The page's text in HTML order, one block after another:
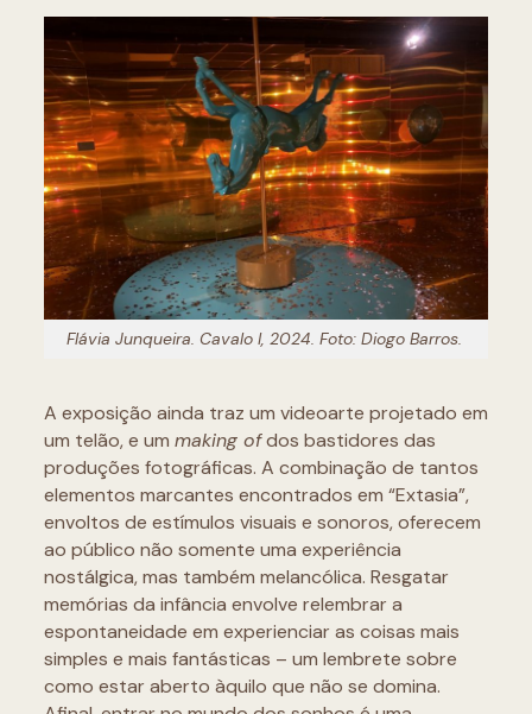
Flávia Junqueira. Cavalo I, 2024. Foto: Diogo Barros.
A exposição ainda traz um videoarte projetado em
um telão, e um making ofdos bastidores das
produções fotográficas. A combinação de tantos
elementos marcantes encontrados em “Extasia”,
envoltos de estímulos visuais e sonoros, oferecem
ao público não somente uma experiência
nostálgica, mas também melancólica. Resgatar
memórias da infância envolve relembrar a
espontaneidade em experienciar as coisas mais
simples e mais fantásticas – um lembrete sobre
como estar aberto àquilo que não se domina.